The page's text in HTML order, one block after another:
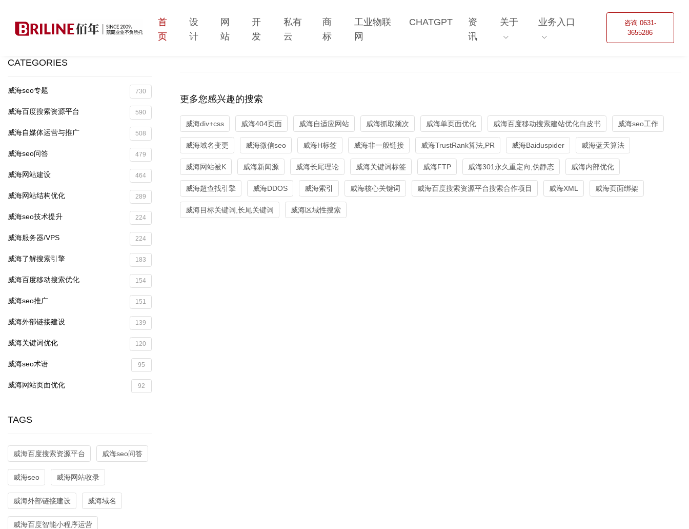
首
页
设
计
网
站
开
发
私有
云
商
标
工业物联
网
CHATGPT
资
讯
关于 业务入口
咨询 0631-
3655286
CATEGORIES
威海seo专题 730
威海百度搜索资源平台 590
威海自媒体运营与推广 508
威海seo问答 479
威海网站建设 464
威海网站结构优化 289
威海seo技术提升 224
威海服务器/VPS 224
威海了解搜索引擎 183
威海百度移动搜索优化 154
威海seo推广 151
威海外部链接建设 139
威海关键词优化 120
威海seo术语 95
威海网站页面优化 92
TAGS
威海百度搜索资源平台 威海seo问答
威海seo 威海网站收录
威海外部链接建设 威海域名
威海百度智能小程序运营
更多您感兴趣的搜索
威海div+css 威海404页面 威海自适应网站 威海抓取频次 威海单页面优化 威海百度移动搜索建站优化白皮书 威海seo工作
威海域名变更 威海微信seo 威海H标签 威海非一般链接 威海TrustRank算法,PR 威海Baiduspider 威海蓝天算法
威海网站被K 威海新闻源 威海长尾理论 威海关键词标签 威海FTP 威海301永久重定向,伪静态 威海内部优化
威海超查找引擎 威海DDOS 威海索引 威海核心关键词 威海百度搜索资源平台搜索合作项目 威海XML 威海页面绑架
威海目标关键词,长尾关键词 威海区域性搜索